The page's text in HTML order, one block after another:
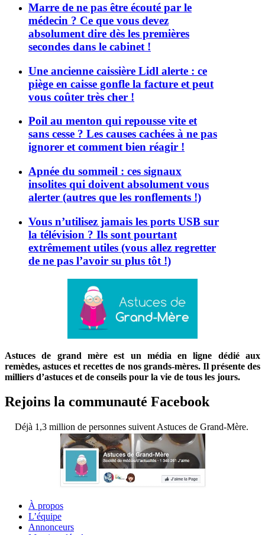
Marre de ne pas être écouté par le
médecin ? Ce que vous devez
absolument dire dès les premières
secondes dans le cabinet !
Une ancienne caissière Lidl alerte : ce
piège en caisse gonfle la facture et peut
vous coûter très cher !
Poil au menton qui repousse vite et
sans cesse ? Les causes cachées à ne pas
ignorer et comment bien réagir !
Apnée du sommeil : ces signaux
insolites qui doivent absolument vous
alerter (autres que les ronflements !)
Vous n’utilisez jamais les ports USB sur
la télévision ? Ils sont pourtant
extrêmement utiles (vous allez regretter
de ne pas l’avoir su plus tôt !)
Astuces de grand mère est un média en ligne dédié aux
remèdes, astuces et recettes de nos grands-mères. Il présente des
milliers d’astuces et de conseils pour la vie de tous les jours.
Rejoins la communauté Facebook
Déjà 1,3 million de personnes suivent Astuces de Grand-Mère.
À propos
L’équipe
Annonceurs